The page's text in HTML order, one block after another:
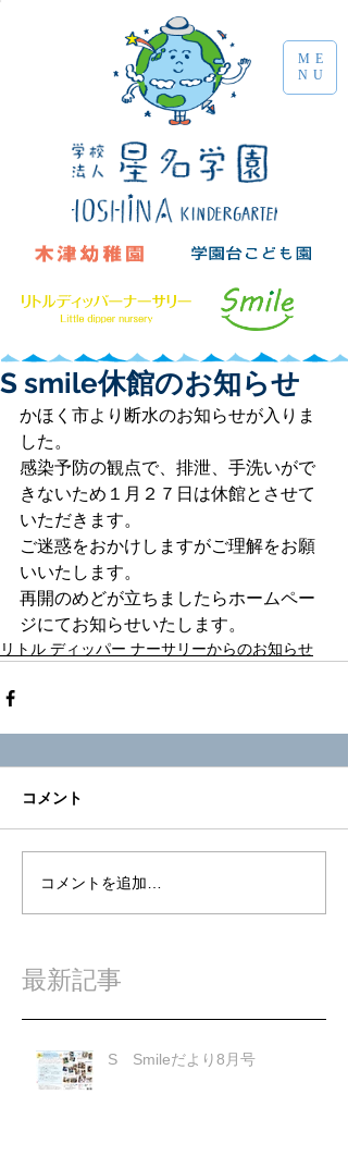
ME
NU
S smile休館のお知らせ
かほく市より断水のお知らせが入りま
した。
感染予防の観点で、排泄、手洗いがで
きないため１月２７日は休館とさせて
いただきます。
ご迷惑をおかけしますがご理解をお願
いいたします。
再開のめどが立ちましたらホームペー
ジにてお知らせいたします。
リトル ディッパー ナーサリーからのお知らせ
コメント
コメントを追加…
最新記事
S Smileだより8月号